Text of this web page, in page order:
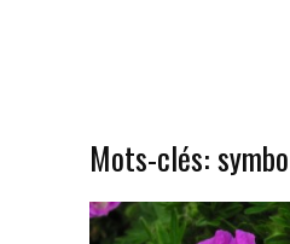
Mots-clés: